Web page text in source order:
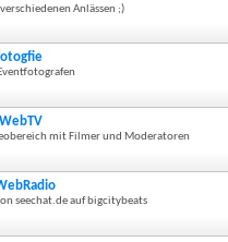
Anlässen ;)
mit Filmer und Moderatoren
seechat.de auf bigcitybeats